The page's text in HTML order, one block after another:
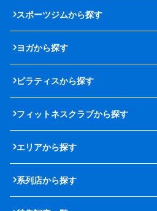
スポーツジムから探す
ヨガから探す
ピラティスから探す
フィットネスクラブから探す
エリアから探す
系列店から探す